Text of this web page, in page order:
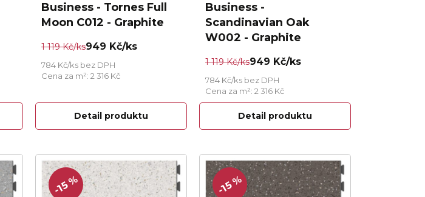
Business - Tornes Full
Moon C012 - Graphite
1 119 Kč/ks949 Kč/ks
784 Kč/ks bez DPH
Cena za m²: 2 316 Kč
Detail produktu
Business -
Scandinavian Oak
W002 - Graphite
1 119 Kč/ks949 Kč/ks
784 Kč/ks bez DPH
Cena za m²: 2 316 Kč
Detail produktu
-15 % -15 %